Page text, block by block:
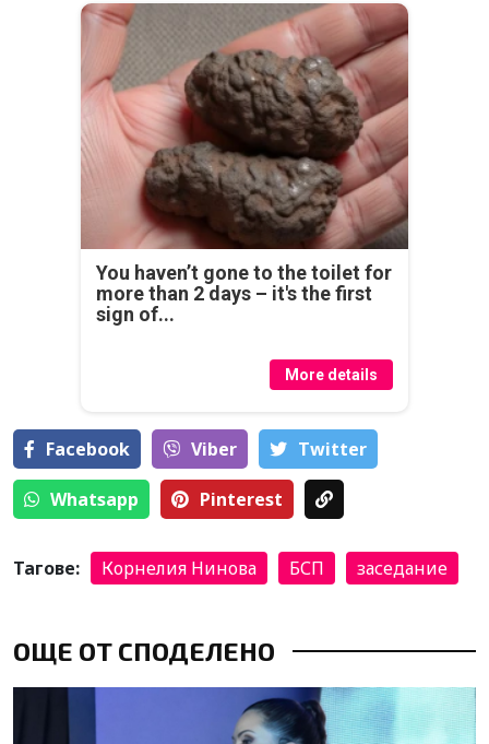
You haven’t gone to the toilet for
more than 2 days – it's the first
sign of...
More details
Facebook Viber Тwitter
Whatsapp Pinterest
Тагове: Корнелия Нинова БСП заседание
ОЩЕ ОТ СПОДЕЛЕНО